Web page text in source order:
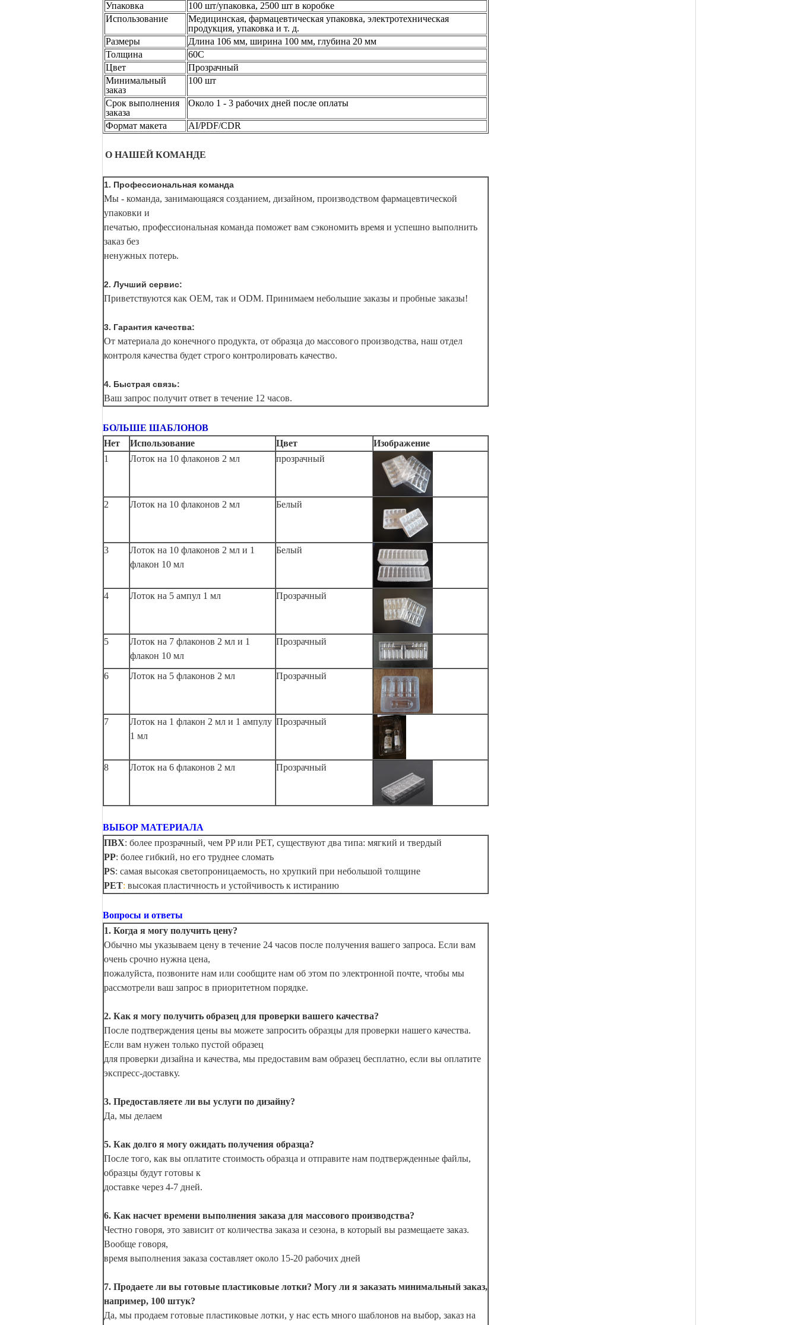
Упаковка
100 шт/упаковка, 2500 шт в коробке
Использование
Медицинская, фармацевтическая упаковка, электротехническая
продукция, упаковка и т. д.
Размеры
Длина 106 мм, ширина 100 мм, глубина 20 мм
Толщина
60C
Цвет
Прозрачный
Минимальный
заказ
100 шт
Срок выполнения
заказа
Около 1 - 3 рабочих дней после оплаты
Формат макета AI/PDF/CDR
О НАШЕЙ КОМАНДЕ
1. Профессиональная команда
Мы - команда, занимающаяся созданием, дизайном, производством фармацевтической
упаковки и
печатью, профессиональная команда поможет вам сэкономить время и успешно выполнить
заказ без
ненужных потерь.
2. Лучший сервис:
Приветствуются как OEM, так и ODM. Принимаем небольшие заказы и пробные заказы!
3. Гарантия качества:
От материала до конечного продукта, от образца до массового производства, наш отдел
контроля качества будет строго контролировать качество.
4. Быстрая связь:
Ваш запрос получит ответ в течение 12 часов.
БОЛЬШЕ ШАБЛОНОВ
Нет
Использование Цвет
Изображение
1
Лоток на 10 флаконов 2 мл прозрачный
2 Лоток на 10 флаконов 2 мл Белый
3
Лоток на 10 флаконов 2 мл и 1
флакон 10 мл
Белый
4 Лоток на 5 ампул 1 мл Прозрачный
5
Лоток на 7 флаконов 2 мл и 1
флакон 10 мл
Прозрачный
6 Лоток на 5 флаконов 2 мл Прозрачный
7
Лоток на 1 флакон 2 мл и 1 ампулу
1 мл
Прозрачный
8 Лоток на 6 флаконов 2 мл Прозрачный
ВЫБОР МАТЕРИАЛА
ПВХ: более прозрачный, чем PP или PET, существуют два типа: мягкий и твердый
PP: более гибкий, но его труднее сломать
PS: самая высокая светопроницаемость, но хрупкий при небольшой толщине
PET: высокая пластичность и устойчивость к истиранию
Вопросы и ответы
1. Когда я могу получить цену?
Обычно мы указываем цену в течение 24 часов после получения вашего запроса. Если вам
очень срочно нужна цена,
пожалуйста, позвоните нам или сообщите нам об этом по электронной почте, чтобы мы
рассмотрели ваш запрос в приоритетном порядке.
2. Как я могу получить образец для проверки вашего качества?
После подтверждения цены вы можете запросить образцы для проверки нашего качества.
Если вам нужен только пустой образец
для проверки дизайна и качества, мы предоставим вам образец бесплатно, если вы оплатите
экспресс-доставку.
3. Предоставляете ли вы услуги по дизайну?
Да, мы делаем
5. Как долго я могу ожидать получения образца?
После того, как вы оплатите стоимость образца и отправите нам подтвержденные файлы,
образцы будут готовы к
доставке через 4-7 дней.
6. Как насчет времени выполнения заказа для массового производства?
Честно говоря, это зависит от количества заказа и сезона, в который вы размещаете заказ.
Вообще говоря,
время выполнения заказа составляет около 15-20 рабочих дней
7. Продаете ли вы готовые пластиковые лотки? Могу ли я заказать минимальный заказ,
например, 100 штук?
Да, мы продаем готовые пластиковые лотки, у нас есть много шаблонов на выбор, заказ на